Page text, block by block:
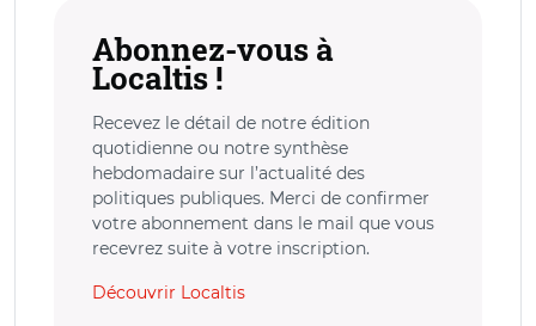
Abonnez-vous à
Localtis !
Recevez le détail de notre édition
quotidienne ou notre synthèse
hebdomadaire sur l’actualité des
politiques publiques. Merci de confirmer
votre abonnement dans le mail que vous
recevrez suite à votre inscription.
Découvrir Localtis